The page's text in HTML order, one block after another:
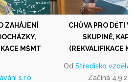
ZAHÁJENÍ
MŠMT
s.r.o.
CHŮVA PRO DĚTI V
SKUPINĚ,
(REKVALIFIKACE
Od Středisko
Začíná